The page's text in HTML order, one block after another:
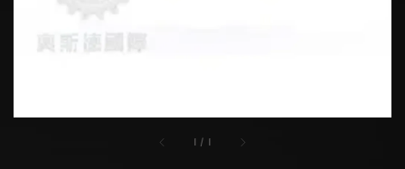
1 / 1